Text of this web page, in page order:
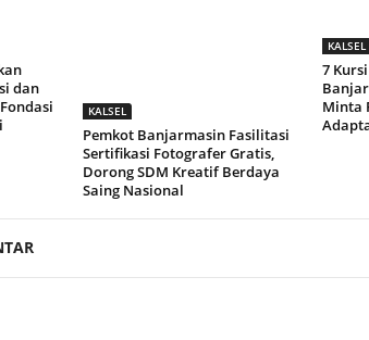
dan
KALSEL
Pemkot Banjarmasin Fasilitasi
Sertifikasi Fotografer Gratis,
Dorong SDM Kreatif Berdaya
Saing Nasional
KALSEL
7
Minta